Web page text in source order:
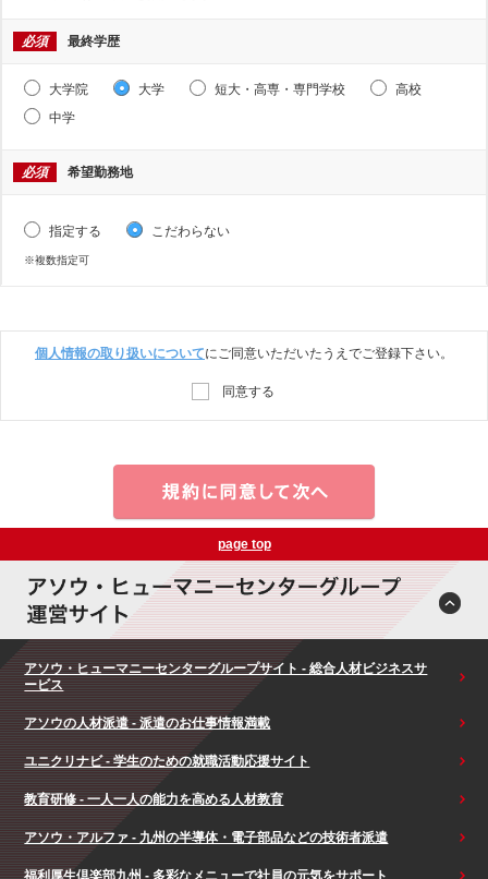
必須 最終学歴
大学院 大学 短大・高専・専門学校
高校
中学
必須 希望勤務地
指定する こだわらない
※複数指定可
個人情報の取り扱いについてにご同意いただいたうえでご登録下さい。
同意する
page top
アソウ・ヒューマニーセンターグループサイト - 総合人材ビジネスサ
ービス
アソウの人材派遣 - 派遣のお仕事情報満載
ユニクリナビ - 学生のための就職活動応援サイト
教育研修 - 一人一人の能力を高める人材教育
アソウ・アルファ - 九州の半導体・電子部品などの技術者派遣
福利厚生倶楽部九州 - 多彩なメニューで社員の元気をサポート